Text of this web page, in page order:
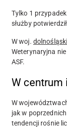
Tylko 1
służby
W woj.
Weterynaryjna
ASF.
W centrum
W
jak w
tendencji rośnie